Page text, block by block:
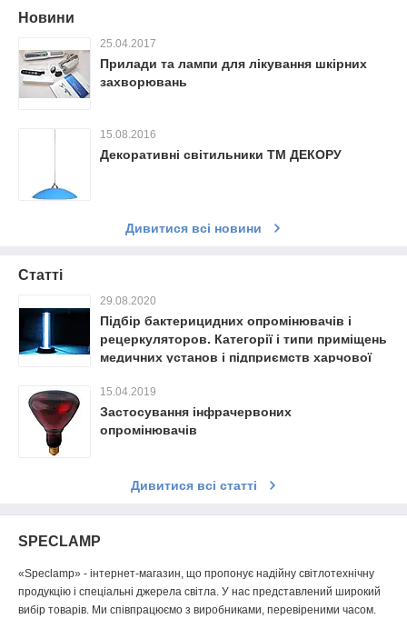
Новини
25.04.2017
Прилади та лампи для лікування шкірних
захворювань
15.08.2016
Декоративні світильники ТМ ДЕКОРУ
Дивитися всі новини
Статті
29.08.2020
Підбір бактерицидних опромінювачів і
рецеркуляторов. Категорії і типи приміщень
медичних установ і підприємств харчової
15.04.2019
Застосування інфрачервоних
опромінювачів
Дивитися всі статті
SPECLAMP
«Speclamp» - інтернет-магазин, що пропонує надійну світлотехнічну
продукцію і спеціальні джерела світла. У нас представлений широкий
вибір товарів. Ми співпрацюємо з виробниками, перевіреними часом.